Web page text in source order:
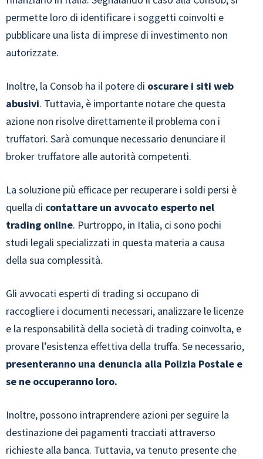
permette loro di identificare i soggetti coinvolti e
pubblicare una lista di imprese di investimento non
autorizzate.
Inoltre, la Consob ha il potere di oscurare i siti web
abusivi. Tuttavia, è importante notare che questa
azione non risolve direttamente il problema con i
truffatori. Sarà comunque necessario denunciare il
broker truffatore alle autorità competenti.
La soluzione più efficace per recuperare i soldi persi è
quella di contattare un avvocato esperto nel
trading online. Purtroppo, in Italia, ci sono pochi
studi legali specializzati in questa materia a causa
della sua complessità.
Gli avvocati esperti di trading si occupano di
raccogliere i documenti necessari, analizzare le licenze
e la responsabilità della società di trading coinvolta, e
provare l’esistenza effettiva della truffa. Se necessario,
presenteranno una denuncia alla Polizia Postale e
se ne occuperanno loro.
Inoltre, possono intraprendere azioni per seguire la
destinazione dei pagamenti tracciati attraverso
richieste alla banca. Tuttavia, va tenuto presente che